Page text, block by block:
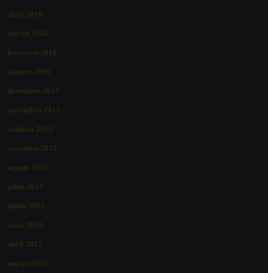
abril 2016
março 2016
fevereiro 2016
janeiro 2016
dezembro 2015
novembro 2015
outubro 2015
setembro 2015
agosto 2015
julho 2015
junho 2015
maio 2015
abril 2015
março 2015